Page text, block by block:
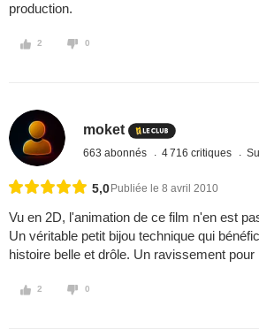
production.
2 0
moket
663 abonnés 4 716 critiques
5,0 Publiée le 8 avril 2010
Vu en 2D, l'animation de ce film n'en est
Un véritable petit bijou technique qui
histoire belle et drôle. Un ravissement pour
2 0